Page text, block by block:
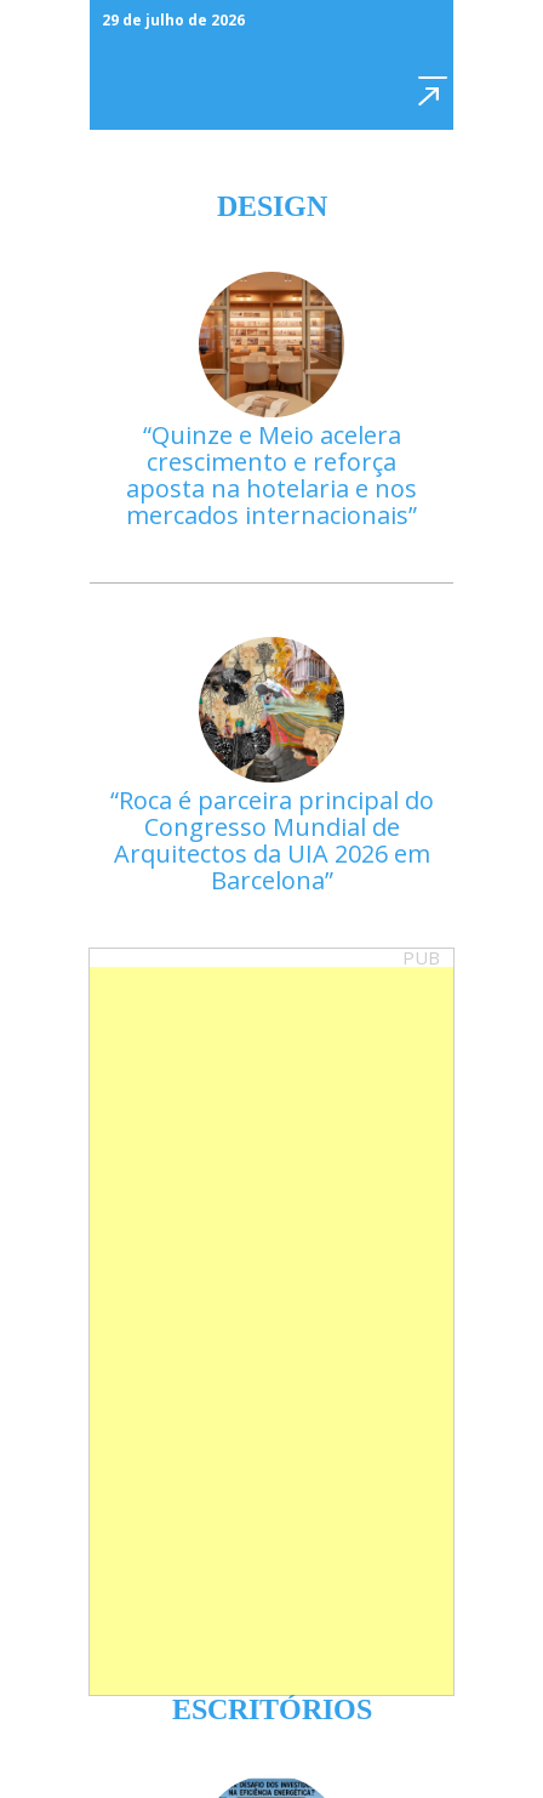
29 de julho de 2026
DESIGN
Quinze e Meio acelera
crescimento e reforça
aposta na hotelaria e nos
mercados internacionais
Roca é parceira principal do
Congresso Mundial de
Arquitectos da UIA 2026 em
Barcelona
PUB
ESCRITÓRIOS